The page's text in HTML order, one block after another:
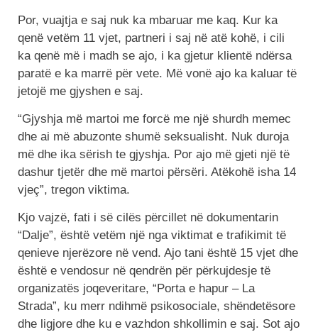
Por, vuajtja e saj nuk ka mbaruar me kaq. Kur ka
qenë vetëm 11 vjet, partneri i saj në atë kohë, i cili
ka qenë më i madh se ajo, i ka gjetur klientë ndërsa
paratë e ka marrë për vete. Më vonë ajo ka kaluar të
jetojë me gjyshen e saj.
“Gjyshja më martoi me forcë me një shurdh memec
dhe ai më abuzonte shumë seksualisht. Nuk duroja
më dhe ika sërish te gjyshja. Por ajo më gjeti një të
dashur tjetër dhe më martoi përsëri. Atëkohë isha 14
vjeç”, tregon viktima.
Kjo vajzë, fati i së cilës përcillet në dokumentarin
“Dalje”, është vetëm një nga viktimat e trafikimit të
qenieve njerëzore në vend. Ajo tani është 15 vjet dhe
është e vendosur në qendrën për përkujdesje të
organizatës joqeveritare, “Porta e hapur – La
Strada”, ku merr ndihmë psikosociale, shëndetësore
dhe ligjore dhe ku e vazhdon shkollimin e saj. Sot ajo